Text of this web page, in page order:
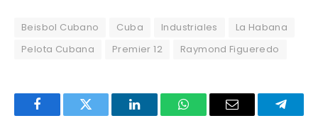
Beisbol Cubano Cuba Industriales
La Habana
Pelota Cubana
Premier 12 Raymond Figueredo
FacebookTwitter LinkedInWhatsAppEmail